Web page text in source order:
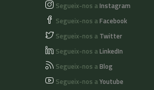
Segueix-nos aInstagram
Segueix-nos aFacebook
Segueix-nos a Twitter
Segueix-nos aLinkedIn
Segueix-nos aBlog
Segueix-nos aYoutube